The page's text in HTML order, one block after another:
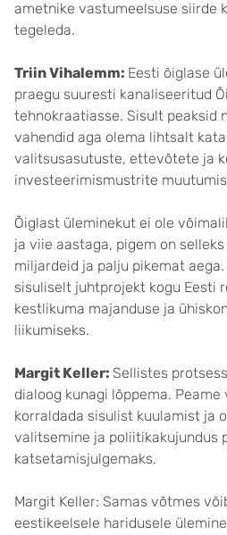
ametnike vastumeelsuse siirde
tegeleda.
Triin Vihalemm: Eesti õiglase
praegu suuresti kanaliseeritud
tehnokraatiasse. Sisult peaksid
vahendid aga olema lihtsalt
valitsusasutuste, ettevõtete ja
investeerimismustrite
Õiglast üleminekut ei ole
ja viie aastaga, pigem on
miljardeid ja palju pikemat
sisuliselt juhtprojekt kogu Eesti
kestlikuma majanduse ja
liikumiseks.
Margit Keller: Sellistes
dialoog kunagi lõppema. Peame
korraldada sisulist kuulamist ja
valitsemine ja poliitikakujundus
katsetamisjulgemaks.
Margit Keller: Samas võtmes
eestikeelsele haridusele